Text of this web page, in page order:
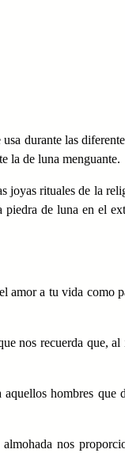
durante las
la de luna menguante.
joyas rituales de la
de luna en el
amor a tu vida como
nos recuerda que,
hombres que
nos